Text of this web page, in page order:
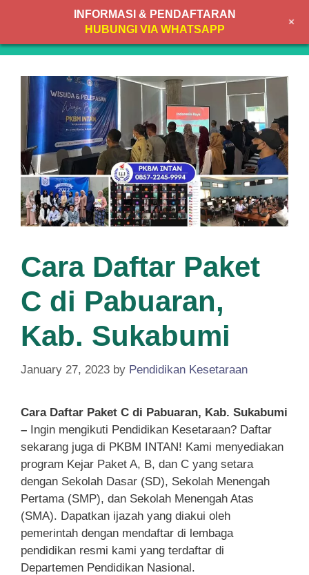
content
Cara Daftar Paket
C di Pabuaran,
Kab. Sukabumi
January 27, 2023 by Pendidikan Kesetaraan
Cara Daftar Paket C di Pabuaran, Kab. Sukabumi
– Ingin mengikuti Pendidikan Kesetaraan? Daftar
sekarang juga di PKBM INTAN! Kami menyediakan
program Kejar Paket A, B, dan C yang setara
dengan Sekolah Dasar (SD), Sekolah Menengah
Pertama (SMP), dan Sekolah Menengah Atas
(SMA). Dapatkan ijazah yang diakui oleh
pemerintah dengan mendaftar di lembaga
pendidikan resmi kami yang terdaftar di
Departemen Pendidikan Nasional.
INFORMASI & PENDAFTARAN
HUBUNGI VIA WHATSAPP
+